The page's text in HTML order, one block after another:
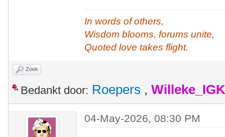
In words of others,
Wisdom blooms, forums unite,
Quoted love takes flight.
Zoek
Bedankt door: Roepers ,
04-May-2026, 08:30 PM